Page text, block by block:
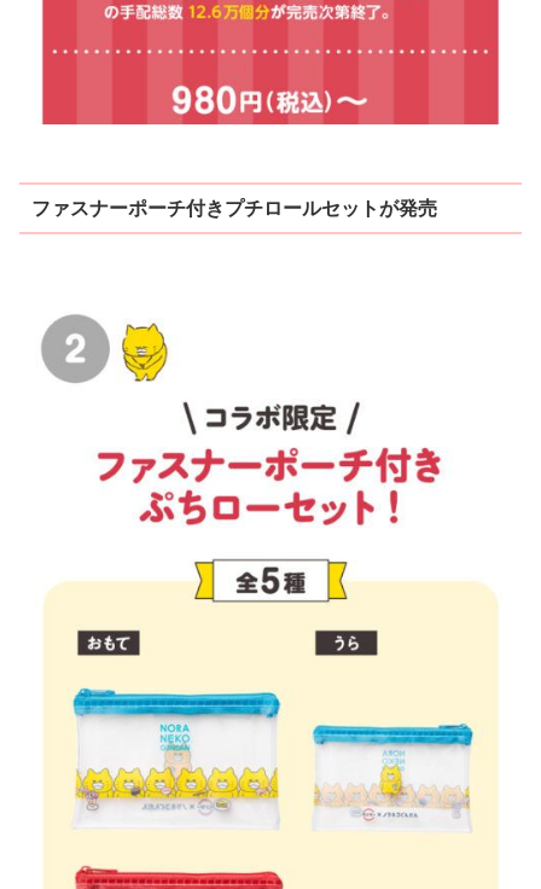
ファスナーポーチ付きプチロールセットが発売